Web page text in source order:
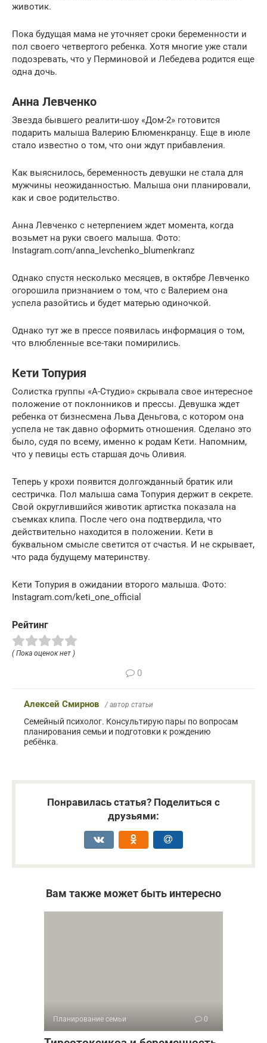
животик.
Пока будущая мама не уточняет сроки беременности и
пол своего четвертого ребенка. Хотя многие уже стали
подозревать, что у Перминовой и Лебедева родится еще
одна дочь.
Анна Левченко
Звезда бывшего реалити-шоу «Дом-2» готовится
подарить малыша Валерию Блюменкранцу. Еще в июле
стало известно о том, что они ждут прибавления.
Как выяснилось, беременность девушки не стала для
мужчины неожиданностью. Малыша они планировали,
как и свое родительство.
Анна Левченко с нетерпением ждет момента, когда
возьмет на руки своего малыша. Фото:
Instagram.com/anna_levchenko_blumenkranz
Однако спустя несколько месяцев, в октябре Левченко
огорошила признанием о том, что с Валерием она
успела разойтись и будет матерью одиночкой.
Однако тут же в прессе появилась информация о том,
что влюбленные все-таки помирились.
Кети Топурия
Солистка группы «А-Студио» скрывала свое интересное
положение от поклонников и прессы. Девушка ждет
ребенка от бизнесмена Льва Деньгова, с котором она
успела не так давно оформить отношения. Сделано это
было, судя по всему, именно к родам Кети. Напомним,
что у певицы есть старшая дочь Оливия.
Теперь у крохи появится долгожданный братик или
сестричка. Пол малыша сама Топурия держит в секрете.
Свой округлившийся животик артистка показала на
съемках клипа. После чего она подтвердила, что
действительно находится в положении. Кети в
буквальном смысле светится от счастья. И не скрывает,
что рада будущему материнству.
Кети Топурия в ожидании второго малыша. Фото:
Instagram.com/keti_one_official
Рейтинг
( Пока оценок нет )
0
Алексей Смирнов / автор статьи
Семейный психолог. Консультирую пары по вопросам
планирования семьи и подготовки к рождению
ребёнка.
Понравилась статья? Поделиться с
друзьями:
Вам также может быть интересно
Планирование семьи 0